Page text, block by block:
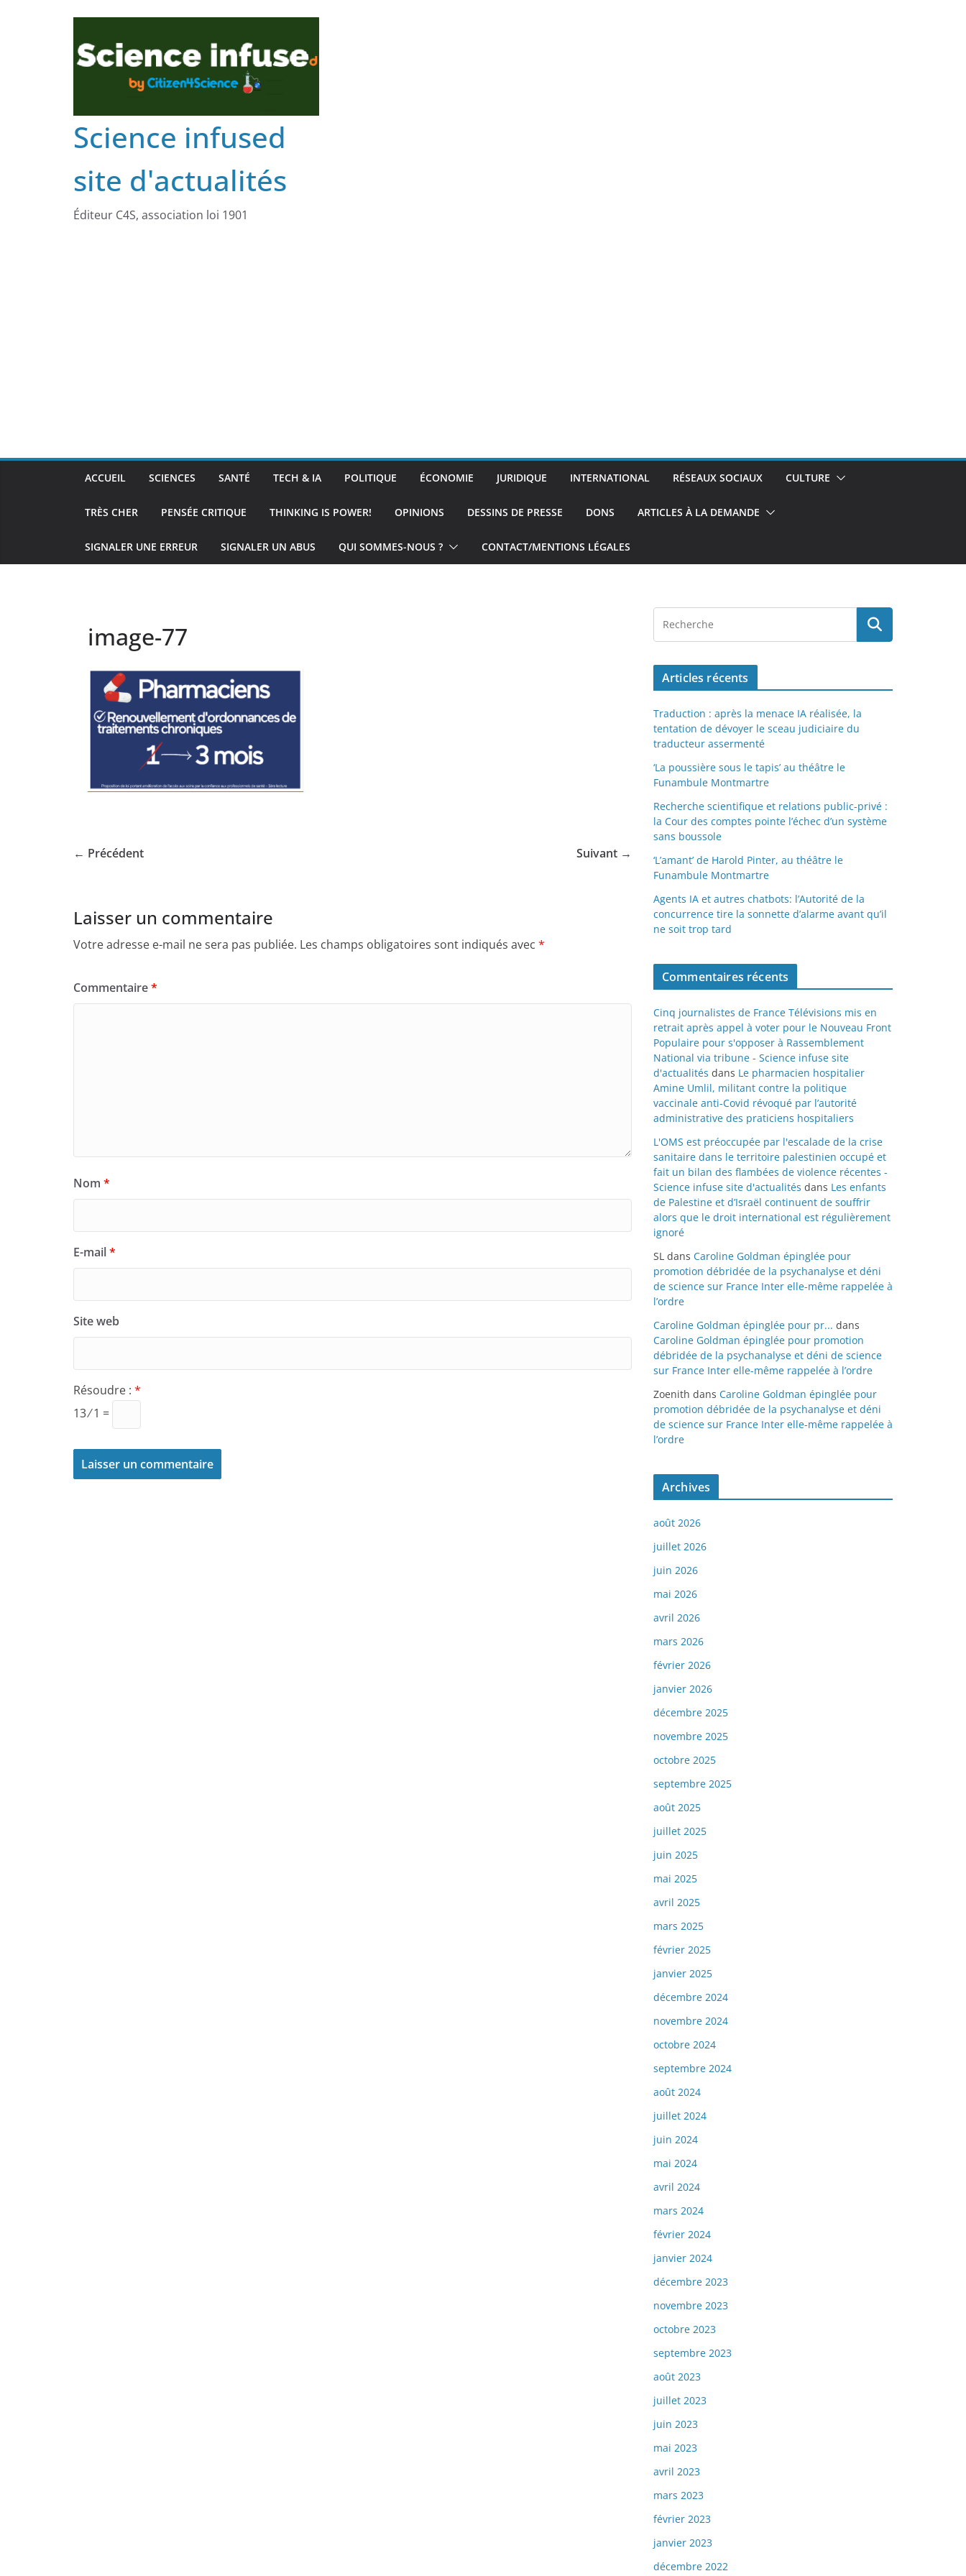
Science infused
site d'actualités
Éditeur C4S, association loi 1901
ACCUEIL SCIENCES SANTÉ TECH & IA POLITIQUE ÉCONOMIE JURIDIQUE INTERNATIONAL RÉSEAUX SOCIAUX CULTURE
TRÈS CHER PENSÉE CRITIQUE THINKING IS POWER! OPINIONS DESSINS DE PRESSE DONS ARTICLES À LA DEMANDE
SIGNALER UNE ERREUR SIGNALER UN ABUS QUI SOMMES-NOUS ? CONTACT/MENTIONS LÉGALES
image-77
← Précédent Suivant →
Laisser un commentaire
Votre adresse e-mail ne sera pas publiée. Les champs obligatoires sont indiqués avec *
Commentaire*
Nom *
E-mail*
Site web
Résoudre : *
13 ⁄ 1 =
Articles récents
Traduction : après la menace IA réalisée, la
tentation de dévoyer le sceau judiciaire du
traducteur assermenté
‘La poussière sous le tapis’ au théâtre le
Funambule Montmartre
Recherche scientifique et relations public-privé :
la Cour des comptes pointe l’échec d’un système
sans boussole
‘L’amant’ de Harold Pinter, au théâtre le
Funambule Montmartre
Agents IA et autres chatbots: l’Autorité de la
concurrence tire la sonnette d’alarme avant qu’il
ne soit trop tard
Commentaires récents
Cinq journalistes de France Télévisions mis en
retrait après appel à voter pour le Nouveau Front
Populaire pour s'opposer à Rassemblement
National via tribune - Science infuse site
d'actualités dans Le pharmacien hospitalier
Amine Umlil, militant contre la politique
vaccinale anti-Covid révoqué par l’autorité
administrative des praticiens hospitaliers
L'OMS est préoccupée par l'escalade de la crise
sanitaire dans le territoire palestinien occupé et
fait un bilan des flambées de violence récentes -
Science infuse site d'actualités dans Les enfants
de Palestine et d’Israël continuent de souffrir
alors que le droit international est régulièrement
ignoré
SL dans Caroline Goldman épinglée pour
promotion débridée de la psychanalyse et déni
de science sur France Inter elle-même rappelée à
l’ordre
Caroline Goldman épinglée pour pr... dans
Caroline Goldman épinglée pour promotion
débridée de la psychanalyse et déni de science
sur France Inter elle-même rappelée à l’ordre
Zoenith dans Caroline Goldman épinglée pour
promotion débridée de la psychanalyse et déni
de science sur France Inter elle-même rappelée à
l’ordre
Archives
août 2026
juillet 2026
juin 2026
mai 2026
avril 2026
mars 2026
février 2026
janvier 2026
décembre 2025
novembre 2025
octobre 2025
septembre 2025
août 2025
juillet 2025
juin 2025
mai 2025
avril 2025
mars 2025
février 2025
janvier 2025
décembre 2024
novembre 2024
octobre 2024
septembre 2024
août 2024
juillet 2024
juin 2024
mai 2024
avril 2024
mars 2024
février 2024
janvier 2024
décembre 2023
novembre 2023
octobre 2023
septembre 2023
août 2023
juillet 2023
juin 2023
mai 2023
avril 2023
mars 2023
février 2023
janvier 2023
décembre 2022